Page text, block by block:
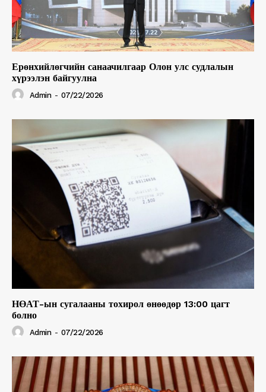
Ерөнхийлөгчийн санаачилгаар Олон улс судлалын
хүрээлэн байгуулна
Admin - 07/22/2026
НӨАТ-ын сугалааны тохирол өнөөдөр 13:00 цагт
болно
Admin - 07/22/2026